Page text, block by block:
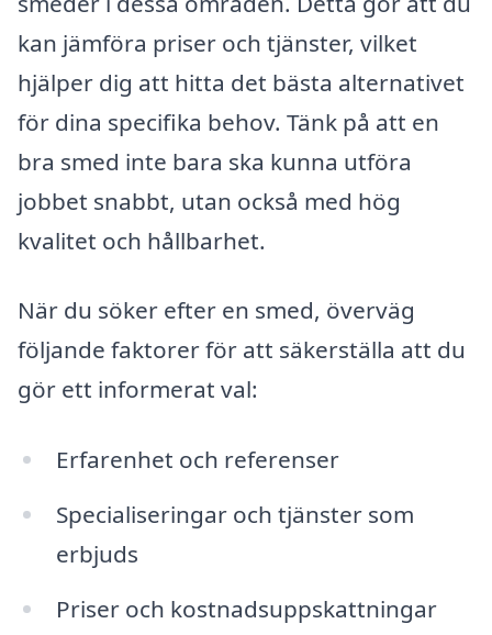
kan jämföra priser och tjänster, vilket
hjälper dig att hitta det bästa alternativet
för dina specifika behov. Tänk på att en
bra smed inte bara ska kunna utföra
jobbet snabbt, utan också med hög
kvalitet och hållbarhet.
När du söker efter en smed, överväg
följande faktorer för att säkerställa att du
gör ett informerat val:
Erfarenhet och referenser
Specialiseringar och tjänster som
erbjuds
Priser och kostnadsuppskattningar